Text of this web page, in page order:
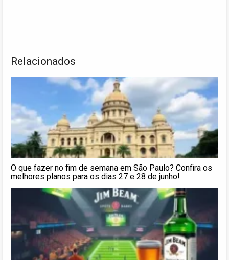
Relacionados
O que fazer no fim de semana em São Paulo? Confira os
melhores planos para os dias 27 e 28 de junho!